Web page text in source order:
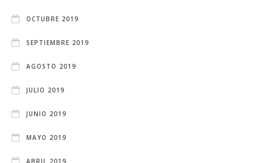
OCTUBRE 2019
SEPTIEMBRE 2019
AGOSTO 2019
JULIO 2019
JUNIO 2019
MAYO 2019
ABRIL 2019